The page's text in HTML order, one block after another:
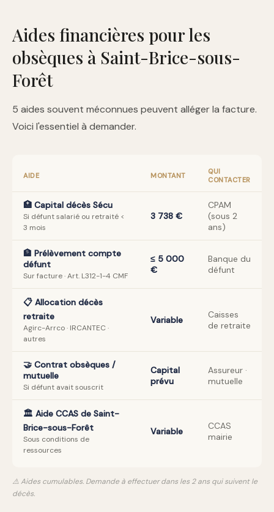
Aides financières pour les
obsèques à Saint-Brice-sous-
Forêt
5 aides souvent méconnues peuvent alléger la facture.
Voici l'essentiel à demander.
AIDE MONTANT
QUI
CONTACTER
🏥 Capital décès Sécu
Si défunt salarié ou retraité <
3 mois
3 738 €
CPAM
(sous 2
ans)
🏦 Prélèvement compte
défunt
Sur facture · Art. L312-1-4 CMF
≤ 5 000
€
Banque du
défunt
📋 Allocation décès
retraite
Agirc-Arrco · IRCANTEC ·
autres
Variable
Caisses
de retraite
🤝 Contrat obsèques /
mutuelle
Si défunt avait souscrit
Capital
prévu
Assureur ·
mutuelle
🏛️ Aide CCAS de Saint-
Brice-sous-Forêt
Sous conditions de
ressources
Variable
CCAS
mairie
⚠️ Aides cumulables. Demande à effectuer dans les 2 ans qui suivent le
décès.